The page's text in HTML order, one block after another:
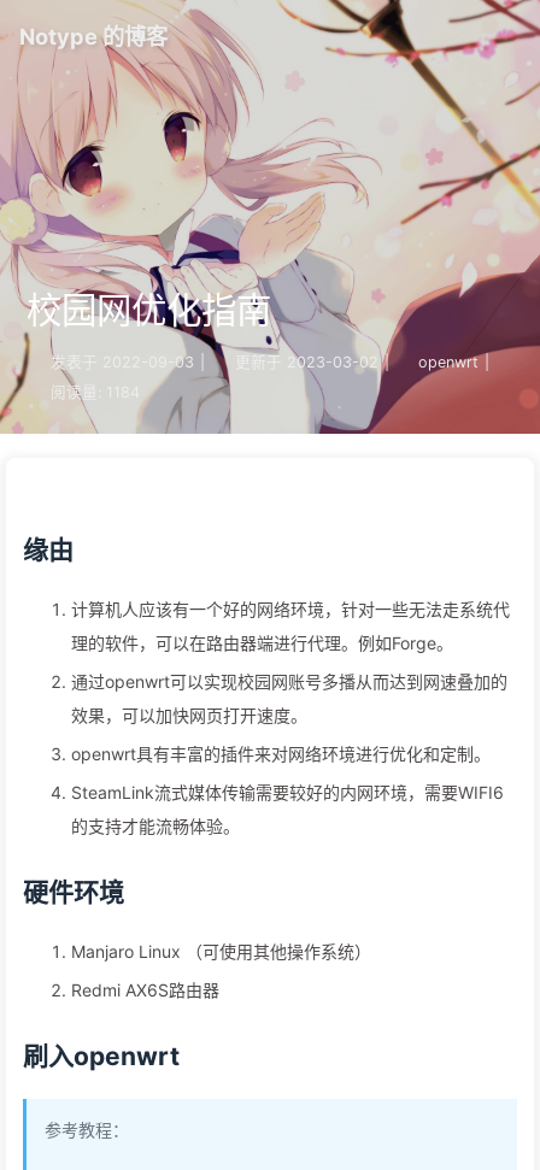
Notype 的博客
校园网优化指南
发表于 2022-09-03 更新于 2023-03-02 | openwrt
阅读量:
1184
缘由
计算机人应该有一个好的网络环境，针对一些无法走系统代
理的软件，可以在路由器端进行代理。例如Forge。
通过openwrt可以实现校园网账号多播从而达到网速叠加的
效果，可以加快网页打开速度。
openwrt具有丰富的插件来对网络环境进行优化和定制。
SteamLink流式媒体传输需要较好的内网环境，需要WIFI6
的支持才能流畅体验。
硬件环境
Manjaro Linux （可使用其他操作系统）
Redmi AX6S路由器
刷入openwrt
参考教程：